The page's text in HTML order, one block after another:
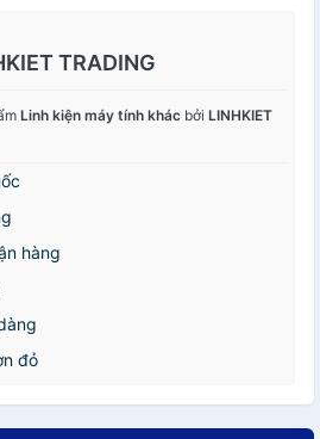
TRADING
Linh kiện máy tính khác bởi LINHKIET
hàng
đỏ